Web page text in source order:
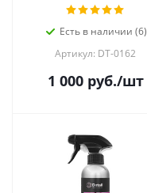
Есть в наличии (6)
Артикул: DT-0162
1 000руб./шт